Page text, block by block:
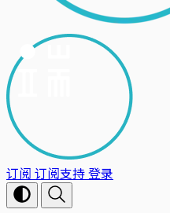
订阅 订阅支持登录